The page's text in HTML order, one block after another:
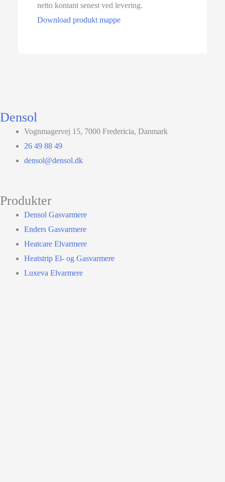
netto kontant senest ved levering.
Download produkt mappe
Densol
Vognmagervej 15, 7000 Fredericia, Danmark
26 49 88 49
densol@densol.dk
Produkter
Densol Gasvarmere
Enders Gasvarmere
Heatcare Elvarmere
Heatstrip El- og Gasvarmere
Luxeva Elvarmere